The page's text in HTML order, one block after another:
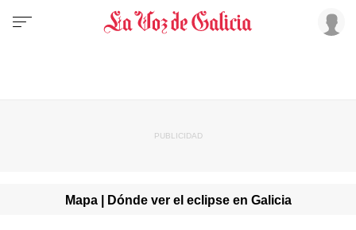
Mapa | Dónde ver el eclipse en Galicia